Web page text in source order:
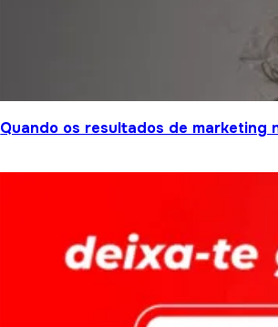
Quando os resultados de marketing